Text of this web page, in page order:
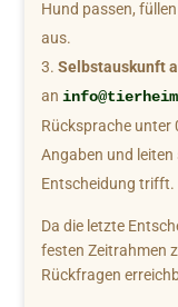
Hund passen,
aus.
Selbstauskunft
an
Rücksprache unter
Angaben und
Entscheidung trifft.
Da die letzte
festen Zeitrahmen
Rückfragen